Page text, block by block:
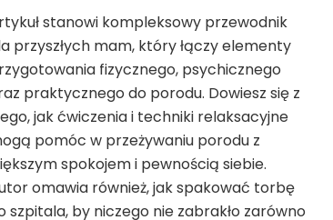
stanowi kompleksowy przewodnik
przyszłych mam, który łączy elementy
fizycznego, psychicznego
praktycznego do porodu. Dowiesz się z
jak ćwiczenia i techniki relaksacyjne
pomóc w przeżywaniu porodu z
spokojem i pewnością siebie.
omawia również, jak spakować torbę
szpitala, by niczego nie zabrakło zarówno